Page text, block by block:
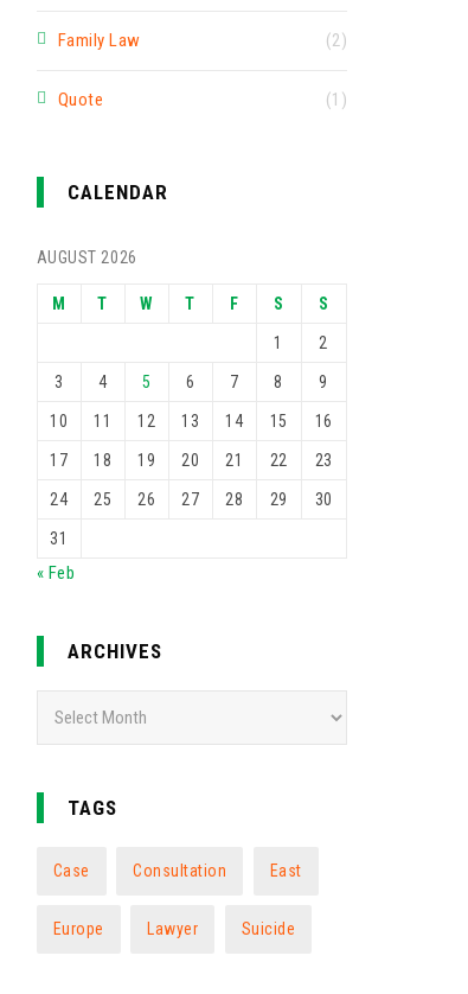
Family Law (2)
Quote (1)
CALENDAR
AUGUST 2026
M T W T F S S
1 2
3 4 5 6 7 8 9
10 11 12 13 14 15 16
17 18 19 20 21 22 23
24 25 26 27 28 29 30
31
« Feb
ARCHIVES
TAGS
Case Consultation East
Europe Lawyer Suicide